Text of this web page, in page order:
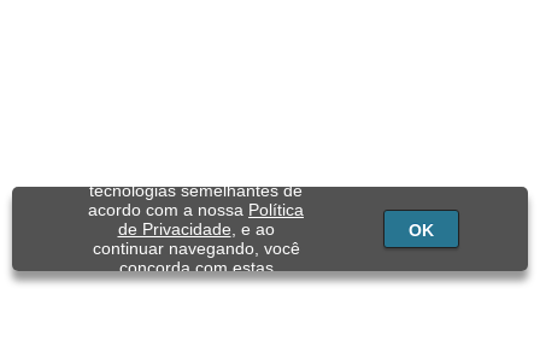
tecnologias semelhantes de
acordo com a nossa Política
de Privacidade , e ao
continuar navegando, você
concorda com estas
condições.
OK